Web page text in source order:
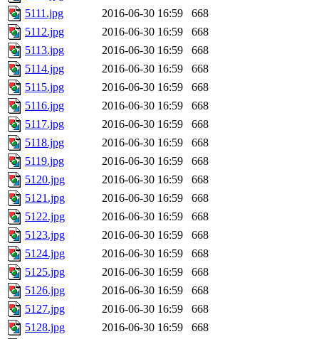
5111.jpg
2016-06-30 16:59
668
5112.jpg
2016-06-30 16:59
668
5113.jpg
2016-06-30 16:59
668
5114.jpg
2016-06-30 16:59
668
5115.jpg
2016-06-30 16:59
668
5116.jpg
2016-06-30 16:59
668
5117.jpg
2016-06-30 16:59
668
5118.jpg
2016-06-30 16:59
668
5119.jpg
2016-06-30 16:59
668
5120.jpg
2016-06-30 16:59
668
5121.jpg
2016-06-30 16:59
668
5122.jpg
2016-06-30 16:59
668
5123.jpg
2016-06-30 16:59
668
5124.jpg
2016-06-30 16:59
668
5125.jpg
2016-06-30 16:59
668
5126.jpg
2016-06-30 16:59
668
5127.jpg
2016-06-30 16:59
668
5128.jpg
2016-06-30 16:59
668